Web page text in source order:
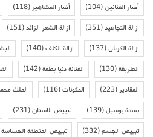
أخبار الفنانين(104) أخبار المشاهير(118)
ازالة التجاعيد(351) ازالة الشعر الزائد(151)
ازالة الكرش(137) ازالة الكلف(140)
الطريقة(130) الفنانة دنيا بطمة(142)
المقادير(223) المكونات(116) الملك
بسمة بوسيل(139) تبييض الاسنان(231)
تبييض الجسم(332) تبييض المنطقة الحساسة